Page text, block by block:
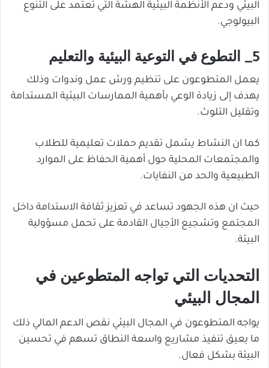
البيئي ودعم الأنظمة البيئية الهشة التي تعتمد على التنوع
البيولوجي.
5_ التطوع في التوعية البيئية والتعليم
يعمل المتطوعون على تنظيم ورش عمل وندوات وذلك
يهدف إلى زيادة الوعي بأهمية الممارسات البيئية المستدامة
وتقليل التلوث.
كما ان النشاط يشمل تقديم حملات تعليمية للطلاب
والمجتمعات المحلية حول أهمية الحفاظ على الموارد
الطبيعية والحد من النفايات.
حيث ان هذه الجهود تساعد في تعزيز ثقافة الاستدامة داخل
المجتمع وتشجيع الأجيال القادمة على تحمل مسؤولية
البيئة.
التحديات التي تواجه المتطوعين في
المجال البيئي
يواجه المتطوعون في المجال البيئي نقص الدعم المالي ذلك
ما يعيق تنفيذ مشاريع واسعة النطاق تسهم في تحسين
البيئة بشكل فعال.